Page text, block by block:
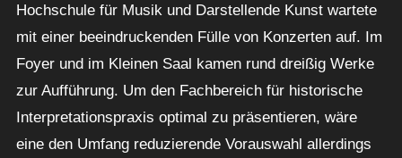
Hochschule für Musik und Darstellende Kunst wartete
mit einer beeindruckenden Fülle von Konzerten auf. Im
Foyer und im Kleinen Saal kamen rund dreißig Werke
zur Aufführung. Um den Fachbereich für historische
Interpretationspraxis optimal zu präsentieren, wäre
eine den Umfang reduzierende Vorauswahl allerdings